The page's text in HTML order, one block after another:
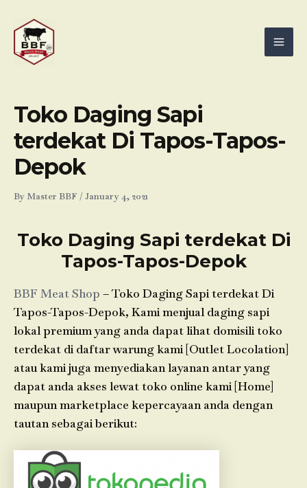
content
Toko Daging Sapi
terdekat Di Tapos-Tapos-
Depok
By Master BBF /January 4, 2021
Toko Daging Sapi terdekat Di
Tapos-Tapos-Depok
BBF Meat Shop – Toko Daging Sapi terdekat Di
Tapos-Tapos-Depok, Kami menjual daging sapi
lokal premium yang anda dapat lihat domisili toko
terdekat di daftar warung kami [Outlet Locolation]
atau kami juga menyediakan layanan antar yang
dapat anda akses lewat toko online kami [Home]
maupun marketplace kepercayaan anda dengan
tautan sebagai berikut: